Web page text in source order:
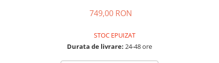
749,00 RON
STOC EPUIZAT
Durata de livrare: 24-48 ore